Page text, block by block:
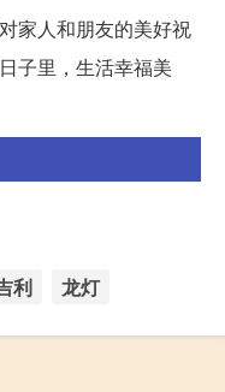
家人和朋友的美好祝
子里，生活幸福美
利 龙灯